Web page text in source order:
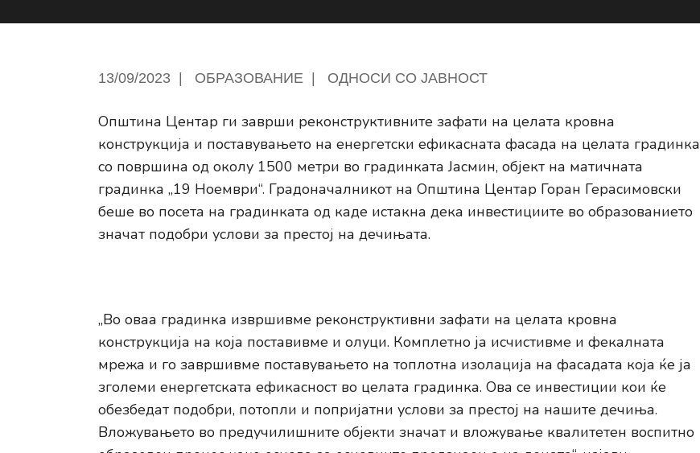
13/09/2023 ОБРАЗОВАНИЕ ОДНОСИ СО ЈАВНОСТ
Општина Центар ги заврши реконструктивните зафати на целата кровна
конструкција и поставувањето на енергетски ефикасната фасада на целата градинка
со површина од околу 1500 метри во градинката Јасмин, објект на матичната
градинка „19 Ноември“. Градоначалникот на Општина Центар Горан Герасимовски
беше во посета на градинката од каде истакна дека инвестициите во образованието
значат подобри услови за престој на дечињата.
„Во оваа градинка извршивме реконструктивни зафати на целата кровна
конструкција на која поставивме и олуци. Комплетно ја исчистивме и фекалната
мрежа и го завршивме поставувањето на топлотна изолација на фасадата која ќе ја
зголеми енергетската ефикасност во целата градинка. Ова се инвестиции кои ќе
обезбедат подобри, потопли и попријатни услови за престој на нашите дечиња.
Вложувањето во предучилишните објекти значат и вложување квалитетен воспитно